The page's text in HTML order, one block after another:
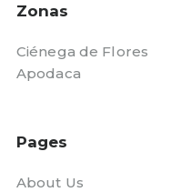
Zonas
Ciénega de Flores
Apodaca
Pages
About Us